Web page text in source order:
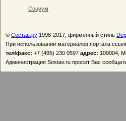
Социум
© Состав.ру 1998-2017, фирменный стиль
При использовании материалов портала
тел/факс: +7 (495) 230 0597 адрес: 109004,
Администрация Sostav.ru просит Вас